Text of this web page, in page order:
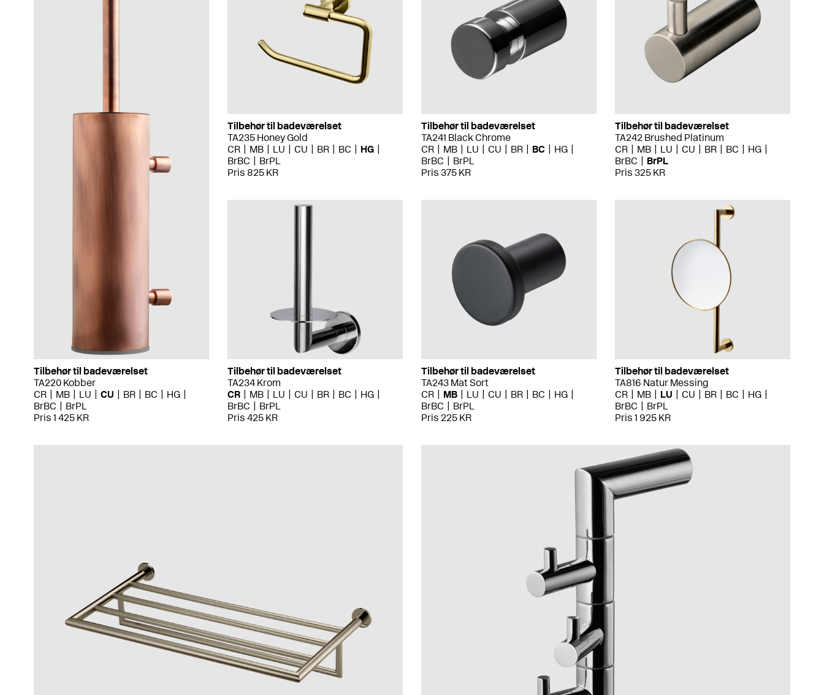
Tilbehør til badeværelset
TA220 Kobber
CR
MB LU CU BR BC
HG
BrBC
BrPL
Pris 1 425 KR
Tilbehør til badeværelset
TA235 Honey Gold
CR
MB LU CU BR BC
HG
BrBC
BrPL
Pris 825 KR
Tilbehør til badeværelset
TA241 Black Chrome
CR
MB LU CU BR BC
HG
BrBC
BrPL
Pris 375 KR
Tilbehør til badeværelset
TA242 Brushed Platinum
CR
MB LU CU BR BC
HG
BrBC
BrPL
Pris 325 KR
Tilbehør til badeværelset
TA234 Krom
CR
MB LU CU BR BC
HG
BrBC
BrPL
Pris 425 KR
Tilbehør til badeværelset
TA243 Mat Sort
CR
MB LU CU BR BC
HG
BrBC
BrPL
Pris 225 KR
Tilbehør til badeværelset
TA816 Natur Messing
CR
MB LU CU BR BC
HG
BrBC
BrPL
Pris 1 925 KR